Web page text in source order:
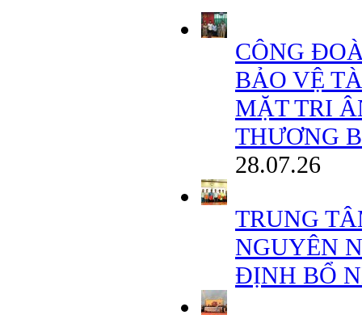
CÔNG
BẢO VỆ
MẶT TRI
THƯƠNG
28.07.26
TRUNG
NGUYÊN
ĐỊNH BỔ